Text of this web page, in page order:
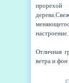
прорехой
настроение.
Отличная
ветра и